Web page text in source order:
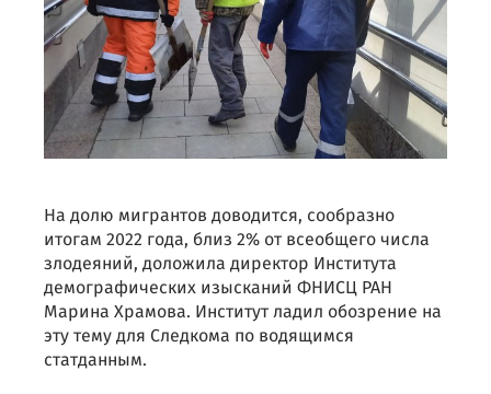
На долю мигрантов доводится, сообразно
итогам 2022 года, близ 2% от всеобщего числа
злодеяний, доложила директор Института
демографических изысканий ФНИСЦ РАН
Марина Храмова. Институт ладил обозрение на
эту тему для Следкома по водящимся
статданным.